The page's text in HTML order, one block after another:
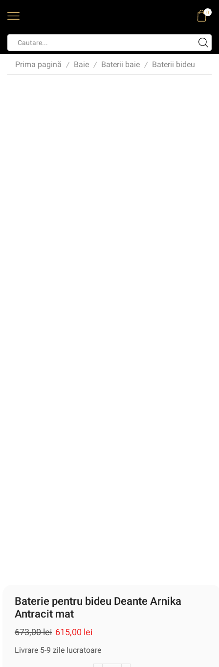
0
Prima pagină / Baie / Baterii baie / Baterii bideu
Baterie pentru bideu Deante Arnika
Antracit mat
673,00lei 615,00 lei
Livrare 5-9 zile lucratoare